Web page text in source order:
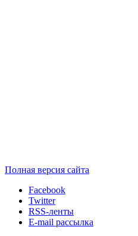
Полная версия сайта
Facebook
Twitter
RSS-ленты
E-mail рассылка